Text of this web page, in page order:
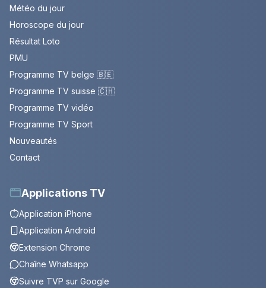
Météo du jour
Horoscope du jour
Résultat Loto
PMU
Programme TV belge 🇧🇪
Programme TV suisse 🇨🇭
Programme TV vidéo
Programme TV Sport
Nouveautés
Contact
Applications TV
Application iPhone
Application Android
Extension Chrome
Chaîne Whatsapp
Suivre TVP sur Google